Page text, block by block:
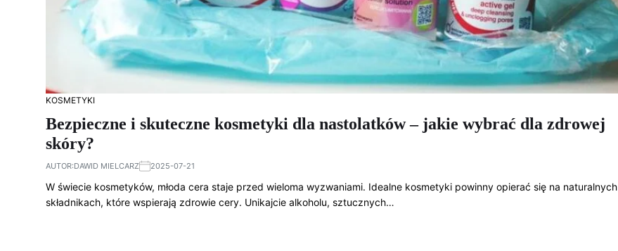
KOSMETYKI
Bezpieczne i skuteczne kosmetyki dla nastolatków – jakie wybrać dla zdrowej
skóry?
AUTOR:DAWID MIELCARZ 2025-07-21
W świecie kosmetyków, młoda cera staje przed wieloma wyzwaniami. Idealne kosmetyki powinny opierać się na naturalnych
składnikach, które wspierają zdrowie cery. Unikajcie alkoholu, sztucznych…